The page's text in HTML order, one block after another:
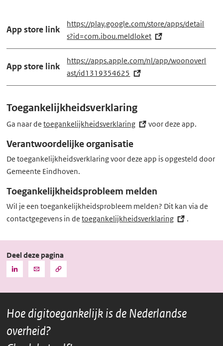
App store link
https://play.google.com/store/apps/detail
s?id=com.ibou.meldloket (e
x
t
r
l
k)
App store link
https://apps.apple.com/nl/app/woonoverl
ast/id1319354625 (e
x
e
r
l
Toegankelijkheidsverklaring
Ga naar detoegankelijkheidsverklaring (externe
voor deze app.
Verantwoordelijke organisatie
De toegankelijkheidsverklaring voor deze app is opgesteld door
Gemeente Eindhoven.
Toegankelijkheidsprobleem melden
Wil je een toegankelijkheidsprobleem melden? Dit kan via de
contactgegevens in detoegankelijkheidsverklaring (externe
.
Deel deze pagina
Deel
pagina
LinkedIn
Deel
pagina
Mail
Kopieer
de
naar
Hoe digitoegankelijk is de Nederlandse
overheid?